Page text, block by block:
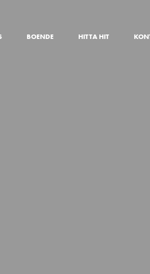
BOENDE HITTA HIT